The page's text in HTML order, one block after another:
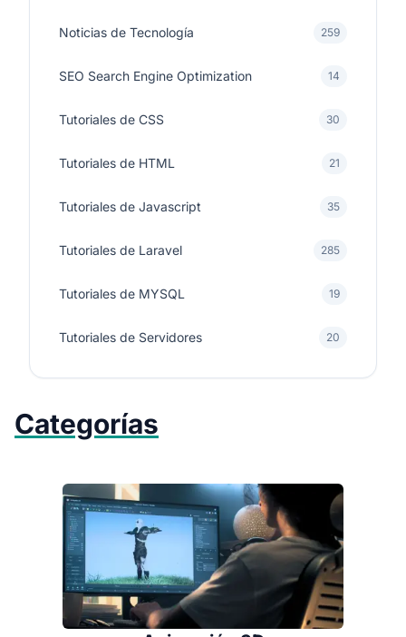
Noticias de Tecnología 259
SEO Search Engine Optimization 14
Tutoriales de CSS 30
Tutoriales de HTML 21
Tutoriales de Javascript 35
Tutoriales de Laravel 285
Tutoriales de MYSQL 19
Tutoriales de Servidores 20
Categorías